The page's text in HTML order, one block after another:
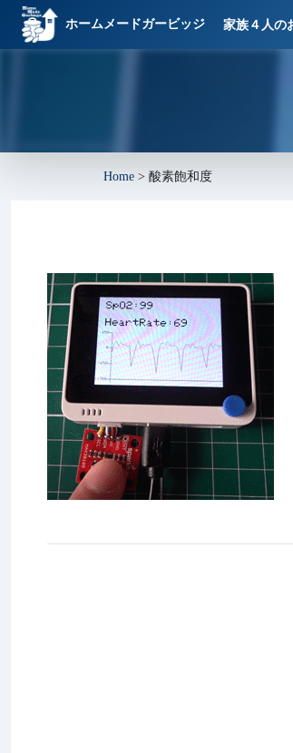
ホームメードガービッジ 家族４人の
Home > 酸素飽和度